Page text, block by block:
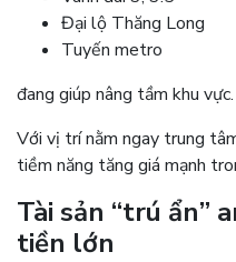
Đại lộ Thăng Long
Tuyến metro
đang giúp nâng tầm khu vực.
Với vị trí nằm ngay trung
tiềm năng tăng giá mạnh
Tài sản “trú ẩn”
tiền lớn